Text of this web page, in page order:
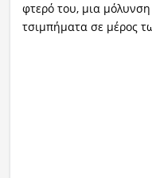
φτερό του, μια
τσιμπήματα σε μέρος